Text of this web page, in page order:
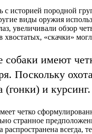
с историей породной
виды оружия
увеличивали обзор
«скачки»
собаки имеют
Поскольку
(гонки) и курсинг.
четко
странное
всегда,